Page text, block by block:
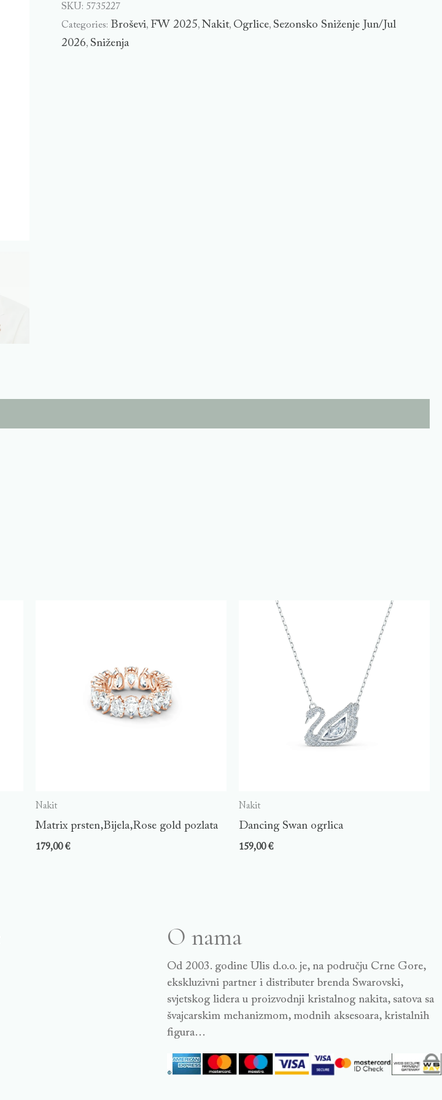
SKU: 5735227
Categories: Broševi, FW 2025,Nakit, Ogrlice, Sezonsko Sniženje Jun/Jul
2026, Sniženja
Nakit
Matrix prsten,Bijela,Rose gold pozlata
179,00€
Nakit
Dancing Swan ogrlica
159,00€
O nama
Od 2003. godine Ulis d.o.o. je, na području Crne Gore,
ekskluzivni partner i distributer brenda Swarovski,
svjetskog lidera u proizvodnji kristalnog nakita, satova sa
švajcarskim mehanizmom, modnih aksesoara, kristalnih
figura…